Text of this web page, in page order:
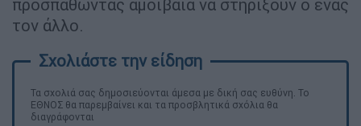
προσπαθώντας αμοιβαία να στηρίξουν ο ένας
τον άλλο.
Τα σχολιά σας δημοσιεύονται άμεσα με δική σας ευθύνη. Το
ΕΘΝΟΣ θα παρεμβαίνει και τα προσβλητικά σχόλια θα
διαγράφονται